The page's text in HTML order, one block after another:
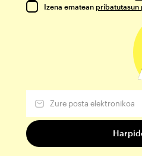
Izena ematean pribatutasun